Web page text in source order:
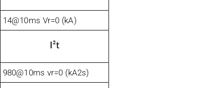
14@10ms Vr=0 (kA)
I²t
980@10ms vr=0 (kA2s)